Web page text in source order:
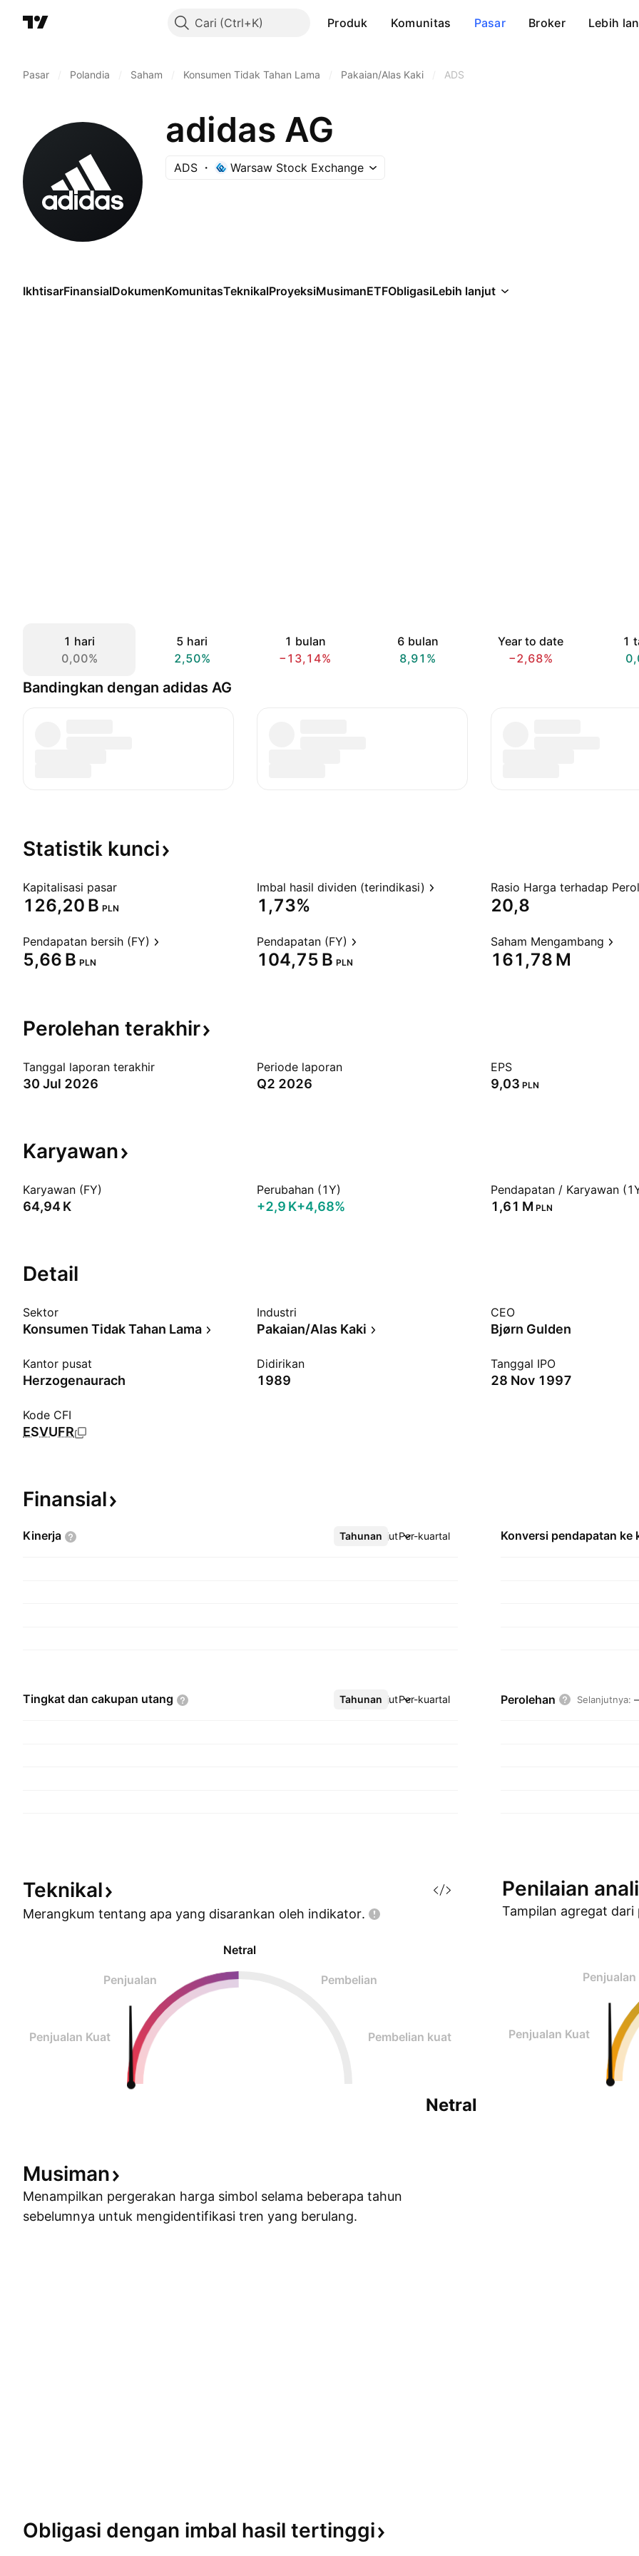
Cari Produk Komunitas Pasar Broker Lebih
Pasar Polandia Saham Konsumen Tidak Tahan Lama Pakaian/Alas Kaki ADS
adidas AG
ADS Warsaw Stock Exchange
IkhtisarFinansialDokumenKomunitasTeknikalProyeksiMusimanETFObligasiLebih lanjut
1 hari
0,00%
5 hari
2,50%
1 bulan
−13,14%
6 bulan
8,91%
Year to date
−2,68%
1
Bandingkan dengan adidas AG
Statistik kunci
Kapitalisasi pasar
‪126,20 B‬ PLN
Imbal hasil dividen (terindikasi)
1,73% 20,8
Pendapatan bersih (FY)
‪5,66 B‬ PLN
Pendapatan (FY)
‪104,75 B‬ PLN
Saham Mengambang
‪161,78 M‬
Perolehan terakhir
Tanggal laporan terakhir
30 Jul 2026
Periode laporan
Q2 2026
EPS
9,03 PLN
Karyawan
Karyawan (FY)
‪64,94 K‬
Perubahan (1Y)
‪+2,9 K‬+4,68%
Pendapatan / Karyawan
‪1,61 M‬ PLN
Detail
Sektor
Konsumen Tidak Tahan Lama
Industri
Pakaian/Alas Kaki
CEO
Bjørn Gulden
Kantor pusat
Herzogenaurach
Didirikan
1989
Tanggal IPO
28 Nov 1997
Kode CFI
ESVUFR
Finansial
Kinerja Tahunan Per-kuartal
Lebih lanjut Konversi pendapatan ke
Tingkat dan cakupan utang Tahunan Per-kuartal
Lebih lanjut Perolehan Selanjutnya:
Teknikal
Merangkum tentang apa yang disarankan oleh indikator.
Netral
Penjualan Pembelian
Penjualan Kuat Pembelian kuat
Netral
Penilaian
Tampilan agregat dari
Penjualan
Penjualan Kuat
Musiman
Menampilkan pergerakan harga simbol selama beberapa tahun
sebelumnya untuk mengidentifikasi tren yang berulang.
Obligasi dengan imbal hasil tertinggi